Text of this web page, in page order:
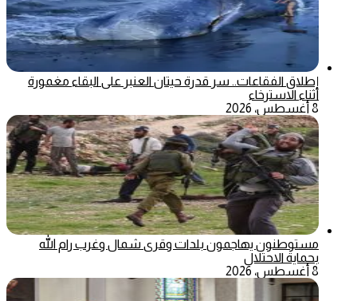
إطلاق الفقاعات.. سر قدرة حيتان العنبر على البقاء مغمورة
أثناء الاسترخاء
8 أغسطس، 2026
مستوطنون يهاجمون بلدات وقرى شمال وغرب رام الله
بحماية الاحتلال
8 أغسطس، 2026